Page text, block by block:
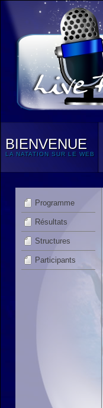
BIENVENUE
LA NATATION SUR LE WEB
Programme
Résultats
Structures
Participants